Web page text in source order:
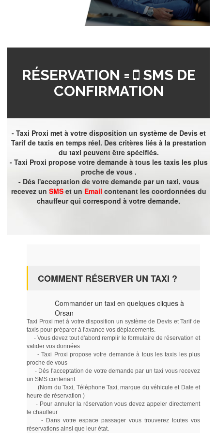
RÉSERVATION =
SMS DE
CONFIRMATION
- Taxi Proxi met à votre disposition un système de Devis et
Tarif de taxis en temps réel. Des critères liés à la prestation
du taxi peuvent être spécifiés.
- Taxi Proxi propose votre demande à tous les taxis les plus
proche de vous .
- Dés l'acceptation de votre demande par un taxi, vous
recevez un SMSet un Email contenant les coordonnées du
chauffeur qui correspond à votre demande.
COMMENT RÉSERVER UN TAXI ?
Commander un taxi en quelques cliques à
Orsan
Taxi Proxi met à votre disposition un système de Devis et Tarif de
taxis pour préparer à l'avance vos déplacements.
- Vous devez tout d'abord remplir le formulaire de réservation et
valider vos données
- Taxi Proxi propose votre demande à tous les taxis les plus
proche de vous
- Dés l'acceptation de votre demande par un taxi vous recevez
un SMS contenant
(Nom du Taxi, Téléphone Taxi, marque du véhicule et Date et
heure de réservation )
- Pour annuler la réservation vous devez appeler directement
le chauffeur
- Dans votre espace passager vous trouverez toutes vos
réservations ainsi que leur état.